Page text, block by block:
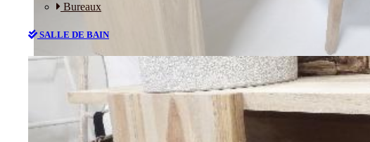
Bureaux
SALLE DE BAIN
Bureaux
SALLE DE BAIN